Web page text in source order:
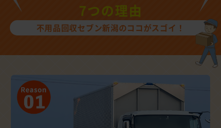
7つの理由
不用品回収セブン新潟のココがスゴイ！